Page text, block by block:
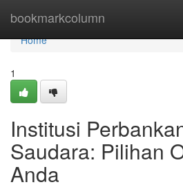
bookmarkcolumn
Home
Home
1
Institusi
Saudara: Pilihan
Anda